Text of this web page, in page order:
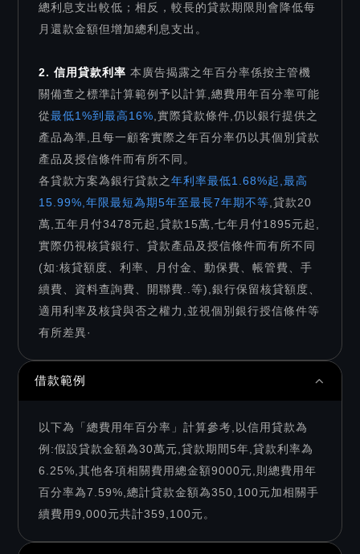
總利息支出較低；相反，較長的貸款期限則會降低每
月還款金額但增加總利息支出。
2. 信用貸款利率本廣告揭露之年百分率係按主管機
關備查之標準計算範例予以計算,總費用年百分率可能
從最低1%到最高16% ,實際貸款條件,仍以銀行提供之
產品為準,且每一顧客實際之年百分率仍以其個別貸款
產品及授信條件而有所不同。
各貸款方案為銀行貸款之年利率最低1.68%起,最高
15.99%,年限最短為期5年至最長7年期不等 ,貸款20
萬,五年月付3478元起,貸款15萬,七年月付1895元起,
實際仍視核貸銀行、貸款產品及授信條件而有所不同
(如:核貸額度、利率、月付金、動保費、帳管費、手
續費、資料查詢費、開聯費..等),銀行保留核貸額度、
適用利率及核貸與否之權力,並視個別銀行授信條件等
有所差異·
借款範例
以下為「總費用年百分率」計算參考,以信用貸款為
例:假設貸款金額為30萬元,貸款期間5年,貸款利率為
6.25%,其他各項相關費用總金額9000元,則總費用年
百分率為7.59%,總計貸款金額為350,100元加相關手
續費用9,000元共計359,100元。